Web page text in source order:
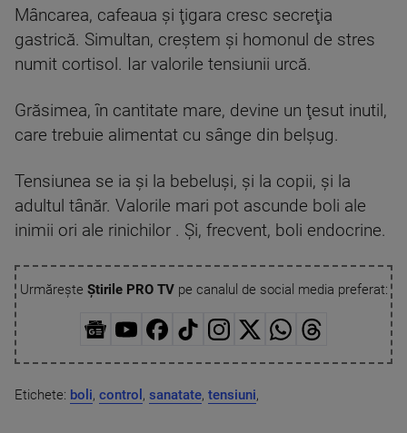
Mâncarea, cafeaua şi ţigara cresc secreţia
gastrică. Simultan, creştem şi homonul de stres
numit cortisol. Iar valorile tensiunii urcă.
Grăsimea, în cantitate mare, devine un ţesut inutil,
care trebuie alimentat cu sânge din belşug.
Tensiunea se ia şi la bebeluşi, şi la copii, şi la
adultul tânăr. Valorile mari pot ascunde boli ale
inimii ori ale rinichilor . Şi, frecvent, boli endocrine.
Urmărește Știrile PRO TVpe canalul de social media preferat:
Etichete: boli, control , sanatate, tensiuni,